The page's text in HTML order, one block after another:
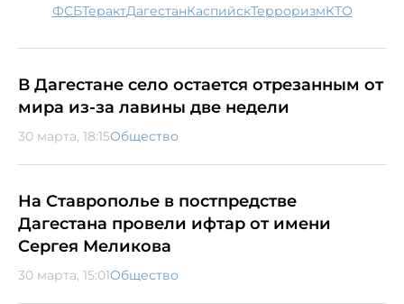
ФСБ теракт Дагестан Каспийск терроризм КТО
В Дагестане село остается отрезанным от
мира из-за лавины две недели
30 марта, 18:15Общество
На Ставрополье в постпредстве
Дагестана провели ифтар от имени
Сергея Меликова
30 марта, 15:01Общество